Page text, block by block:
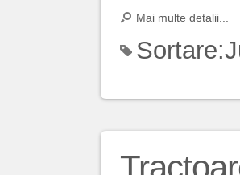
Mai multe detalii...
Sortare: